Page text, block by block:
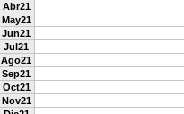
Abr21
May21
Jun21
Jul21
Ago21
Sep21
Oct21
Nov21